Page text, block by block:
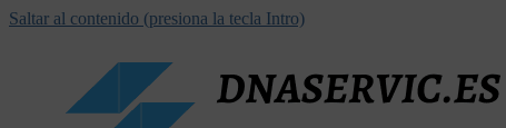
Saltar al contenido (presiona la tecla Intro)